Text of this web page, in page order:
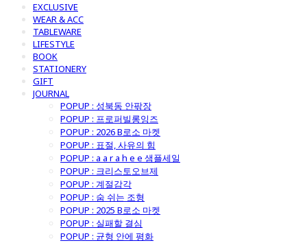
EXCLUSIVE
WEAR & ACC
TABLEWARE
LIFESTYLE
BOOK
STATIONERY
GIFT
JOURNAL
POPUP : 성북동 안팎장
POPUP : 프로퍼빌롱잉즈
POPUP : 2026 B로소 마켓
POPUP : 표절, 사유의 힘
POPUP : a a r a h e e 샘플세일
POPUP : 크리스토오브제
POPUP : 계절감각
POPUP : 숨 쉬는 조형
POPUP : 2025 B로소 마켓
POPUP : 실패할 결심
POPUP : 균형 안에 평화